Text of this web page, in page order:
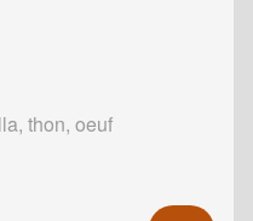
thon, oeuf